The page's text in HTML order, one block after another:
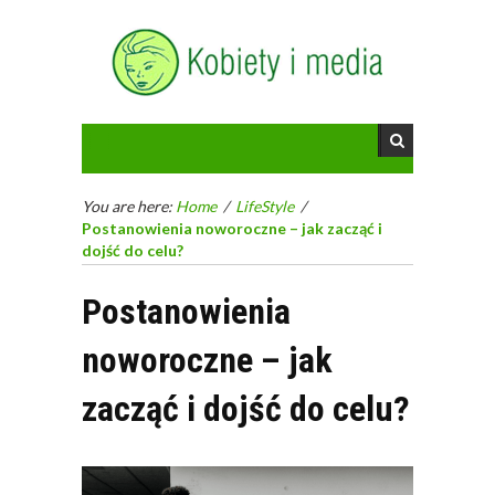
You are here: Home / LifeStyle /
Postanowienia noworoczne – jak zacząć i
dojść do celu?
Postanowienia
noworoczne – jak
zacząć i dojść do celu?